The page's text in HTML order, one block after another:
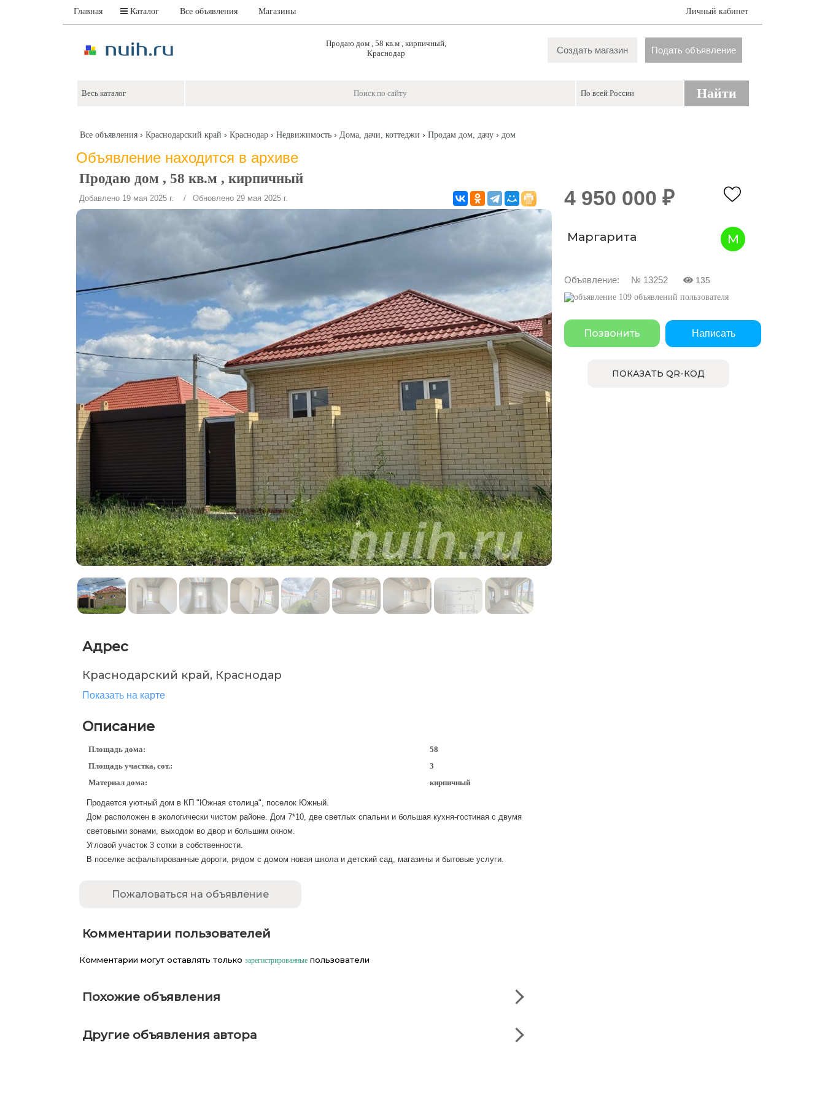
Главная Каталог Все объявления Магазины Личный кабинет
Продаю дом , 58 кв.м , кирпичный,
Краснодар
Создать магазин Подать объявление
Найти
Все объявления› Краснодарский край › Краснодар› Недвижимость› Дома, дачи, коттеджи › Продам дом, дачу› дом
Объявление находится в архиве
Продаю дом , 58 кв.м , кирпичный
Добавлено 19 мая 2025 г. / Обновлено 29 мая 2025 г.
Адрес
Краснодарский край, Краснодар
Показать на карте
Описание
Площадь дома:
58
Площадь участка, сот.:
3
Материал дома:
кирпичный
Продается уютный дом в КП "Южная столица", поселок Южный.
Дом расположен в экологически чистом районе. Дом 7*10, две светлых спальни и большая кухня-гостиная с двумя
световыми зонами, выходом во двор и большим окном.
Угловой участок 3 сотки в собственности.
В поселке асфальтированные дороги, рядом с домом новая школа и детский сад, магазины и бытовые услуги.
Пожаловаться на объявление
Комментарии пользователей
Комментарии могут оставлять только зарегистрированные пользователи
Похожие объявления
Другие объявления автора
4 950 000 ₽
Маргарита М
Объявление: № 13252 135
109 объявлений пользователя
Позвонить Написать
ПОКАЗАТЬ QR-КОД